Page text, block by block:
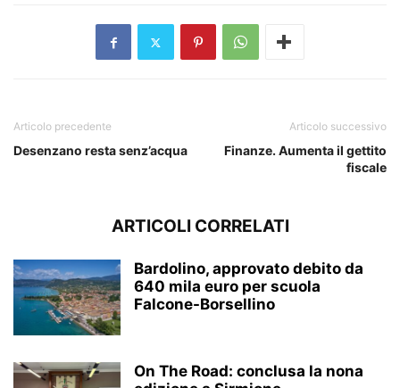
Articolo precedente
Desenzano resta senz’acqua
Articolo successivo
Finanze. Aumenta il gettito
fiscale
ARTICOLI CORRELATI
Bardolino, approvato debito da
640 mila euro per scuola
Falcone-Borsellino
On The Road: conclusa la nona